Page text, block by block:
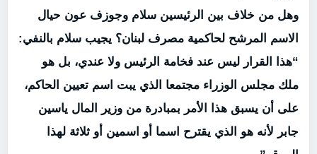
وهل من خلاف بين الرئيسين سلام وجوزف عون حيال
الاسم المرشح لحاكمية مصرف لبنان؟ يجيب سلام بالنفي:
“هذا القرار ليس عند فخامة الرئيس ولا عندي، بل هو
ملك مجلس الوزراء مجتمعا الذي يبت اسم تعيين الحاكم،
على أن يسبق هذا الأمر بمبادرة من وزير المال ياسين
جابر لأنه هو الذي يقترح اسما أو اسمين أو ثلاثة لهذا